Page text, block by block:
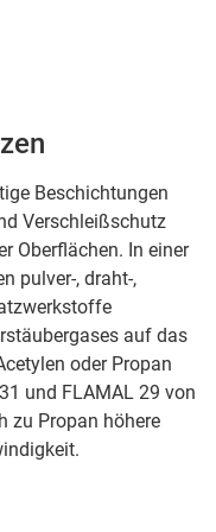
Beschichtungen
Verschleißschutz
Oberflächen. In einer
pulver-, draht-,
auf das
oder Propan
und FLAMAL 29 von
zu Propan höhere